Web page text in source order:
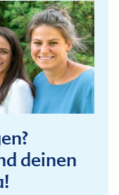
deinen